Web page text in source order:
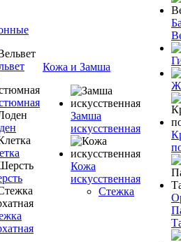
Кожа и Замша
Замша
искусственная
Кожа
искусственная
Стежка